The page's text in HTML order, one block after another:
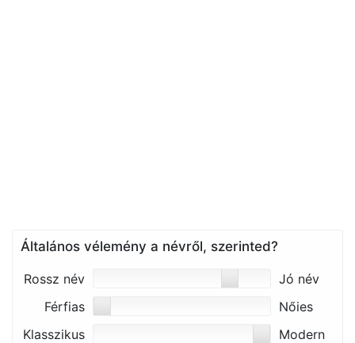
Általános vélemény a névről, szerinted?
Rossz név
Jó név
Férfias
Nőies
Klasszikus
Modern